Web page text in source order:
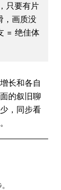
只要有片
，画质没
= 绝佳体
长和各自
的叙旧聊
，同步看